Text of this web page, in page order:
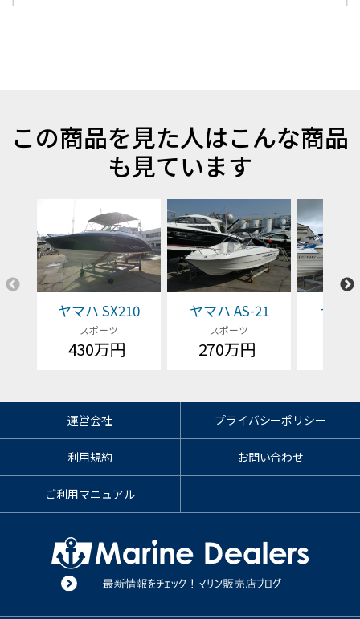
この商品を見た人はこんな商品
も見ています
ヤマハ SX210
スポーツ
430万円
ヤマハ AS-21
スポーツ
270万円
ヤマ
運営会社 プライバシーポリシー
利用規約 お問い合わせ
ご利用マニュアル